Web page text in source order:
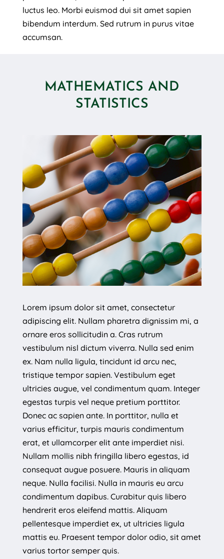
luctus leo. Morbi euismod dui sit amet sapien
bibendum interdum. Sed rutrum in purus vitae
accumsan.
MATHEMATICS AND
STATISTICS
Lorem ipsum dolor sit amet, consectetur
adipiscing elit. Nullam pharetra dignissim mi, a
ornare eros sollicitudin a. Cras rutrum
vestibulum nisl dictum viverra. Nulla sed enim
ex. Nam nulla ligula, tincidunt id arcu nec,
tristique tempor sapien. Vestibulum eget
ultricies augue, vel condimentum quam. Integer
egestas turpis vel neque pretium porttitor.
Donec ac sapien ante. In porttitor, nulla et
varius efficitur, turpis mauris condimentum
erat, et ullamcorper elit ante imperdiet nisi.
Nullam mollis nibh fringilla libero egestas, id
consequat augue posuere. Mauris in aliquam
neque. Nulla facilisi. Nulla in mauris eu arcu
condimentum dapibus. Curabitur quis libero
hendrerit eros eleifend mattis. Aliquam
pellentesque imperdiet ex, ut ultricies ligula
mattis eu. Praesent tempor dolor odio, sit amet
varius tortor semper quis.